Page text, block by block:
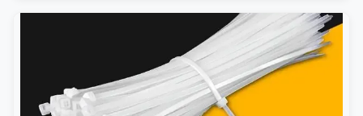
جهاز انذار (4)